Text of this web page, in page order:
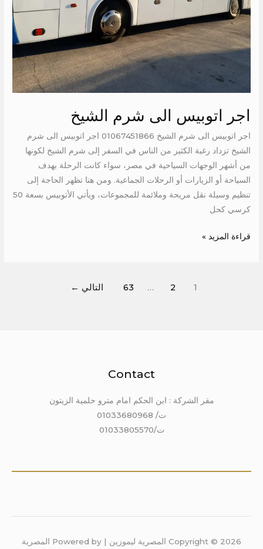
اجر اتوبيس الى شرم الشيخ
اجر اتوبيس الى شرم الشيخ 01067451866 اجر اتوبيس الى شرم
الشيخ تزداد رغبة الكثير من الناس في السفر إلى شرم الشيخ لكونها
من أشهر الوجهات السياحية في مصر، سواء كانت الرحلة بهدف
السياحة أو الزيارات أو الرحلات الجماعية. ومن هنا تظهر الحاجة إلى
تنظيم وسيلة نقل مريحة وملائمة للمجموعات، ويأتي الأتوبيس بسعة 50
كرسي كحل
قراءة المزيد »
1
2
…
63 التالي ←
Contact
مقر الشركة : ابن الحكم امام مترو حلمية الزيتون
ت/ 01033680968
ت/01033805570
Copyright © 2026 المصرية ليموزين | Powered by المصرية